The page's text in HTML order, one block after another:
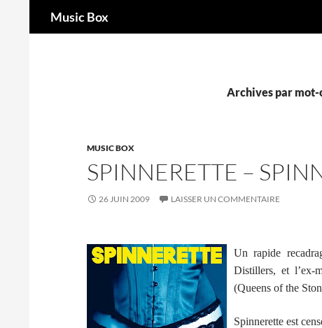
Music Box
Archives par
MUSIC BOX
SPINNERETTE –
26 JUIN 2009 LAISSER UN COMMENTAIRE
Un rapide
Distillers, et l’ex-
(Queens of the
Spinnerette est